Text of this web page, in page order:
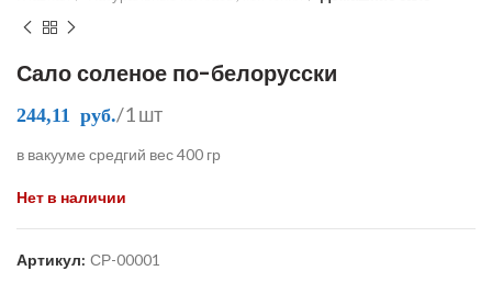
Сало соленое по-белорусски
244,11 руб. /1 шт
в вакууме средгий вес 400 гр
Нет в наличии
Артикул: СР-00001